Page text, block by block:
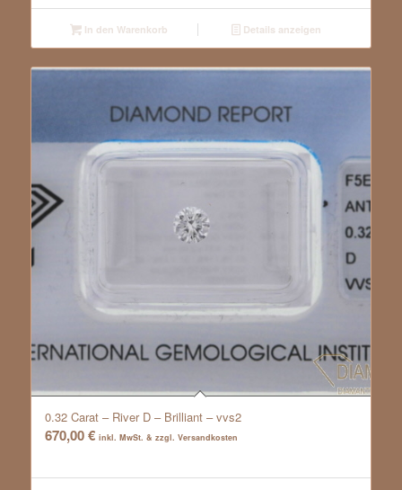
In den Warenkorb Details anzeigen
0.32 Carat – River D – Brilliant – vvs2
670,00€ inkl. MwSt. & zzgl. Versandkosten